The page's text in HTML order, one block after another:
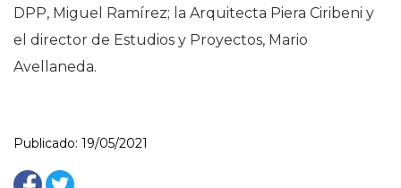
DPP, Miguel Ramírez; la Arquitecta Piera Ciribeni y
el director de Estudios y Proyectos, Mario
Avellaneda.
Publicado: 19/05/2021